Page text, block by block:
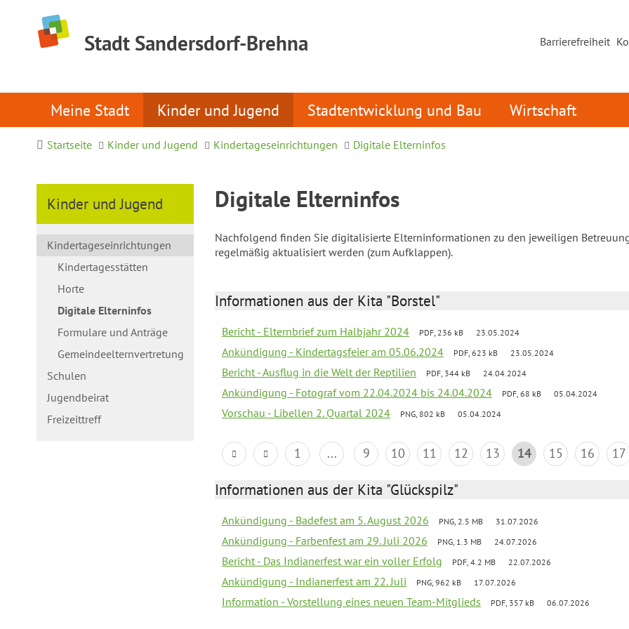
Stadt Sandersdorf-Brehna Barrierefreiheit
Meine Stadt Kinder und Jugend Stadtentwicklung und Bau Wirtschaft
Startseite Kinder und Jugend Kindertageseinrichtungen Digitale Elterninfos
Kinder und Jugend
Kindertageseinrichtungen
Kindertagesstätten
Horte
Digitale Elterninfos
Formulare und Anträge
Gemeindeelternvertretung
Schulen
Jugendbeirat
Freizeittreff
Digitale Elterninfos
Nachfolgend finden Sie digitalisierte Elterninformationen zu den jeweiligen
regelmäßig aktualisiert werden (zum Aufklappen).
Informationen aus der Kita "Borstel"
Bericht - Elternbrief zum Halbjahr 2024 PDF, 236 kB 23.05.2024
Ankündigung - Kindertagsfeier am 05.06.2024 PDF, 623 kB 23.05.2024
Bericht - Ausflug in die Welt der Reptilien PDF, 344 kB 24.04.2024
Ankündigung - Fotograf vom 22.04.2024 bis 24.04.2024 PDF, 68 kB 05.04.2024
Vorschau - Libellen 2. Quartal 2024 PNG, 802 kB 05.04.2024
1 ... 9 10 11 12 13 14 15 16 17
Informationen aus der Kita "Glückspilz"
Ankündigung - Badefest am 5. August 2026 PNG, 2.5 MB 31.07.2026
Ankündigung - Farbenfest am 29. Juli 2026 PNG, 1.3 MB 24.07.2026
Bericht - Das Indianerfest war ein voller Erfolg PDF, 4.2 MB 22.07.2026
Ankündigung - Indianerfest am 22. Juli PNG, 962 kB 17.07.2026
Information - Vorstellung eines neuen Team-Mitglieds PDF, 357 kB 06.07.2026